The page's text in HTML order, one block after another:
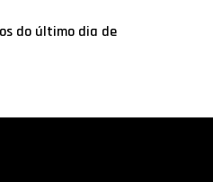
do último dia de